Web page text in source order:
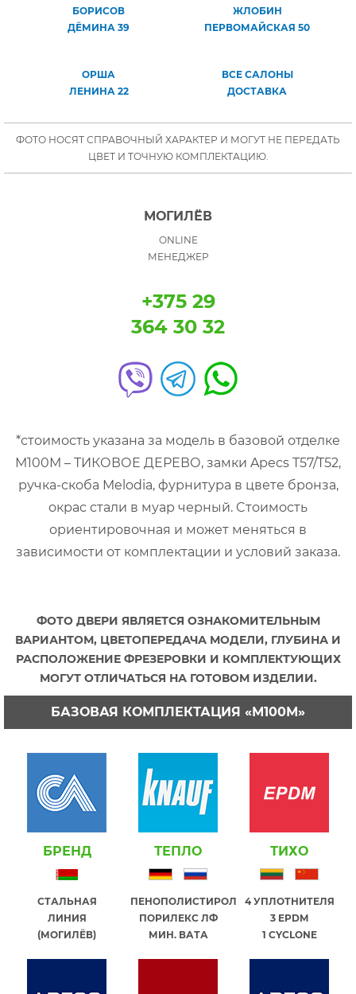
БОРИСОВ
ДЁМИНА 39
ЖЛОБИН
ПЕРВОМАЙСКАЯ 50
ОРША
ЛЕНИНА 22
ВСЕ САЛОНЫ
ДОСТАВКА
ФОТО НОСЯТ СПРАВОЧНЫЙ ХАРАКТЕР И МОГУТ НЕ ПЕРЕДАТЬ
ЦВЕТ И ТОЧНУЮ КОМПЛЕКТАЦИЮ.
МОГИЛЁВ
ONLINE
МЕНЕДЖЕР
+375 29
364 30 32
*стоимость указана за модель в базовой отделке
М100М – ТИКОВОЕ ДЕРЕВО, замки Apecs T57/T52,
ручка-скоба Melodia, фурнитура в цвете бронза,
окрас стали в муар черный. Cтоимость
ориентировочная и может меняться в
зависимости от комплектации и условий заказа.
ФОТО ДВЕРИ ЯВЛЯЕТСЯ ОЗНАКОМИТЕЛЬНЫМ
ВАРИАНТОМ, ЦВЕТОПЕРЕДАЧА МОДЕЛИ, ГЛУБИНА И
РАСПОЛОЖЕНИЕ ФРЕЗЕРОВКИ И КОМПЛЕКТУЮЩИХ
МОГУТ ОТЛИЧАТЬСЯ НА ГОТОВОМ ИЗДЕЛИИ.
БАЗОВАЯ КОМПЛЕКТАЦИЯ «М100М»
БРЕНД
СТАЛЬНАЯ
ЛИНИЯ
(МОГИЛЁВ)
ТЕПЛО
ПЕНОПОЛИСТИРОЛ
ПОРИЛЕКС ЛФ
МИН. ВАТА
ТИХО
4 УПЛОТНИТЕЛЯ
3 EPDM
1 СYCLONE